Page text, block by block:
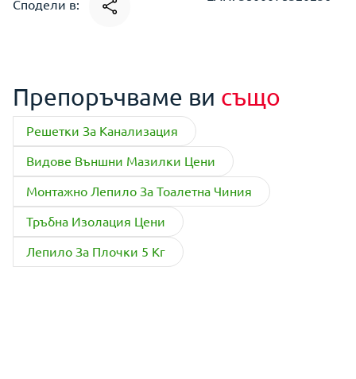
Сподели в:
Препоръчваме ви също
Решетки За Канализация
Видове Външни Мазилки Цени
Монтажно Лепило За Тоалетна Чиния
Тръбна Изолация Цени
Лепило За Плочки 5 Кг